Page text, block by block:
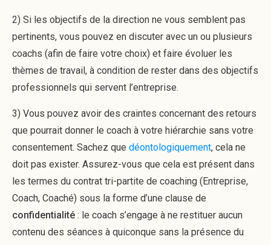
2) Si les objectifs de la direction ne vous semblent pas
pertinents, vous pouvez en discuter avec un ou plusieurs
coachs (afin de faire votre choix) et faire évoluer les
thèmes de travail, à condition de rester dans des objectifs
professionnels qui servent l’entreprise.
3) Vous pouvez avoir des craintes concernant des retours
que pourrait donner le coach à votre hiérarchie sans votre
consentement. Sachez que déontologiquement, cela ne
doit pas exister. Assurez-vous que cela est présent dans
les termes du contrat tri-partite de coaching (Entreprise,
Coach, Coaché) sous la forme d’une clause de
confidentialité : le coach s’engage à ne restituer aucun
contenu des séances à quiconque sans la présence du